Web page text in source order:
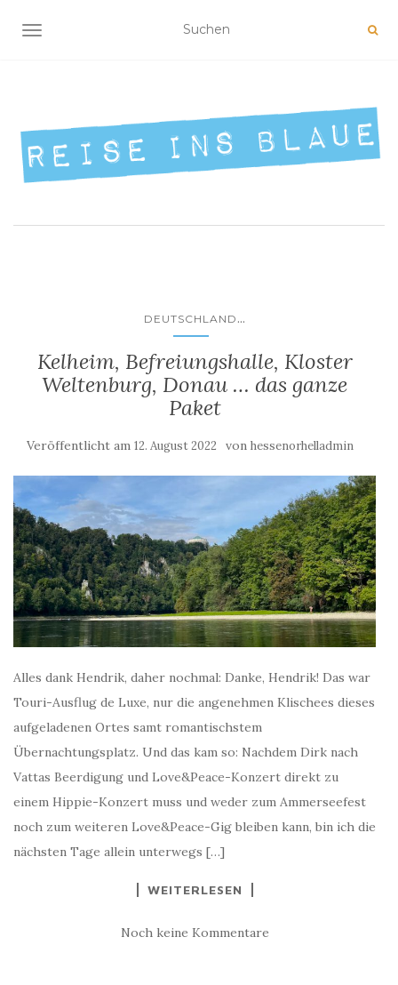
NAVIGATION UMSCHALTEN
DEUTSCHLAND ...
Kelheim, Befreiungshalle, Kloster
Weltenburg, Donau … das ganze
Paket
Veröffentlicht am 12. August 2022 von hessenorhelladmin
Alles dank Hendrik, daher nochmal: Danke, Hendrik! Das war
Touri-Ausflug de Luxe, nur die angenehmen Klischees dieses
aufgeladenen Ortes samt romantischstem
Übernachtungsplatz. Und das kam so: Nachdem Dirk nach
Vattas Beerdigung und Love&Peace-Konzert direkt zu
einem Hippie-Konzert muss und weder zum Ammerseefest
noch zum weiteren Love&Peace-Gig bleiben kann, bin ich die
nächsten Tage allein unterwegs […]
WEITERLESEN
Noch keine Kommentare